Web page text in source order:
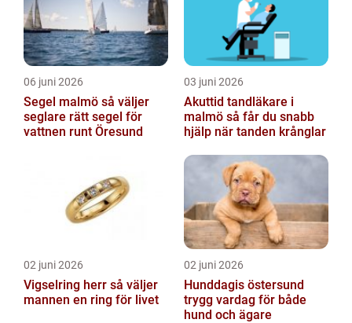
06 juni 2026
Segel malmö så väljer
seglare rätt segel för
vattnen runt Öresund
03 juni 2026
Akuttid tandläkare i
malmö så får du snabb
hjälp när tanden krånglar
02 juni 2026
Vigselring herr så väljer
mannen en ring för livet
02 juni 2026
Hunddagis östersund
trygg vardag för både
hund och ägare